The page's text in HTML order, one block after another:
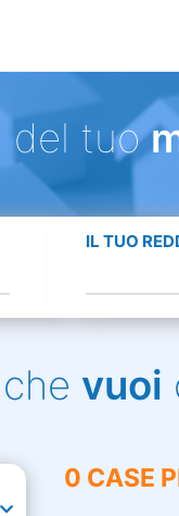
del tuo
IL TUO
vuoi
0 CASE